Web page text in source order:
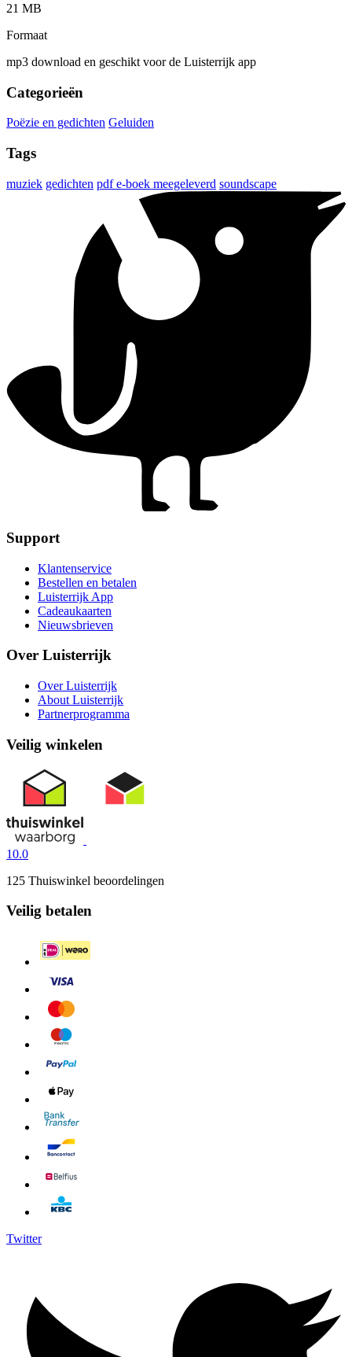
21 MB
Formaat
mp3 download en geschikt voor de Luisterrijk app
Categorieën
Poëzie en gedichten Geluiden
Tags
muziek gedichten pdf e-boek meegeleverd soundscape
Support
Klantenservice
Bestellen en betalen
Luisterrijk App
Cadeaukaarten
Nieuwsbrieven
Over Luisterrijk
Over Luisterrijk
About Luisterrijk
Partnerprogramma
Veilig winkelen
10.0
125 Thuiswinkel beoordelingen
Veilig betalen
Twitter